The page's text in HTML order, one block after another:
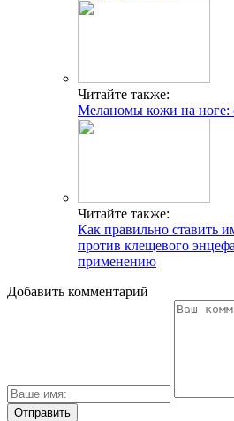
Читайте также:
Меланомы кожи на ноге:
Читайте также:
Как правильно ставить
против клещевого
применению
Добавить комментарий